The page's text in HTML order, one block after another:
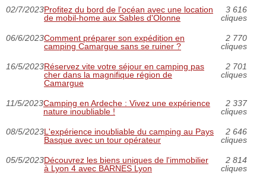
02/7/2023Profitez du bord de l'océan avec une location
de mobil-home aux Sables d'Olonne
3 616
cliques
06/6/2023Comment préparer son expédition en
camping Camargue sans se ruiner ?
2 770
cliques
16/5/2023Réservez vite votre séjour en camping pas
cher dans la magnifique région de
Camargue
2 701
cliques
11/5/2023Camping en Ardeche : Vivez une expérience
nature inoubliable !
2 337
cliques
08/5/2023L'expérience inoubliable du camping au Pays
Basque avec un tour opérateur
2 646
cliques
05/5/2023Découvrez les biens uniques de l'immobilier
à Lyon 4 avec BARNES Lyon
2 814
cliques